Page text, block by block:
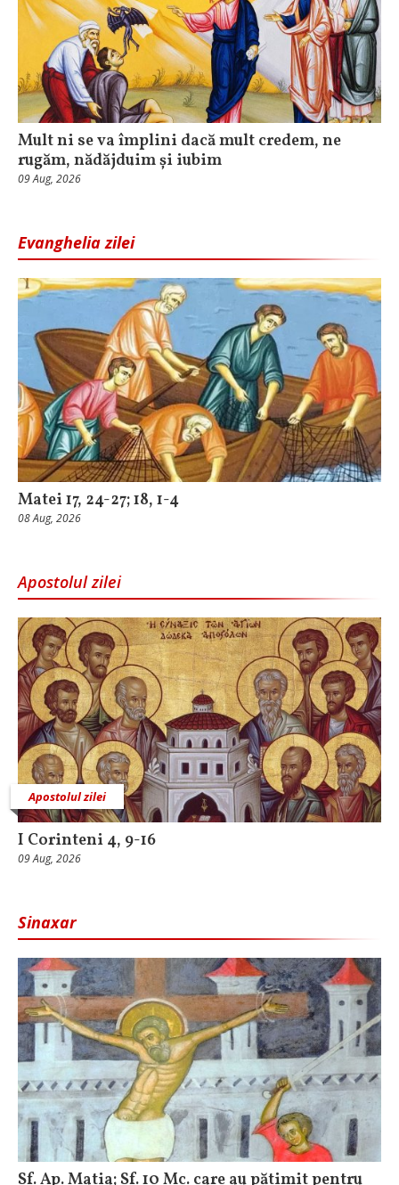
Mult ni se va împlini dacă mult credem, ne
rugăm, nădăjduim și iubim
09 Aug, 2026
Evanghelia zilei
Matei 17, 24-27; 18, 1-4
08 Aug, 2026
Apostolul zilei
Apostolul zilei
I Corinteni 4, 9-16
09 Aug, 2026
Sinaxar
Sf. Ap. Matia; Sf. 10 Mc. care au pătimit pentru